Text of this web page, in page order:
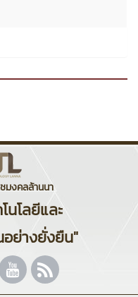
มงคลล้านนา
นโลยีและ
ย่างยั่งยืน"